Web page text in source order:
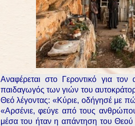
Αναφέρεται στο Γεροντικό για
παιδαγωγός των γιών του
Θεό λέγοντας: «Κύριε, οδήγησέ με
«Αρσένιε, φεύγε από τους
μέσα του ήταν η απάντηση του